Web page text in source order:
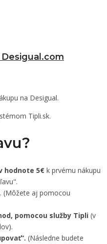
na Desigual.
Tipli.sk.
hodnote 5€ k prvému nákupu
(Môžete aj pomocou
pomocou služby Tipli (v
(Následne budete